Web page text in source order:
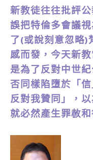
新教徒往往批評
誤把特倫多會議
了(或說刻意忽略)
感而發，今天新
是為了反對中世
否同樣陷墮於「
反對我贊同」，
就必然產生罪赦和